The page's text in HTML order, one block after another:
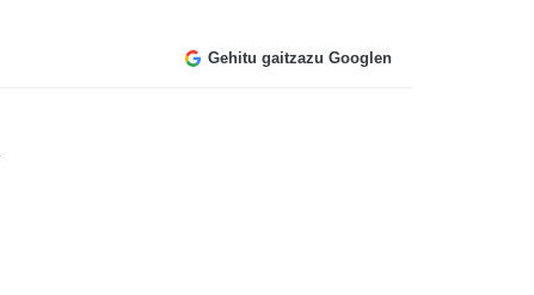
Gehitu gaitzazu Googlen